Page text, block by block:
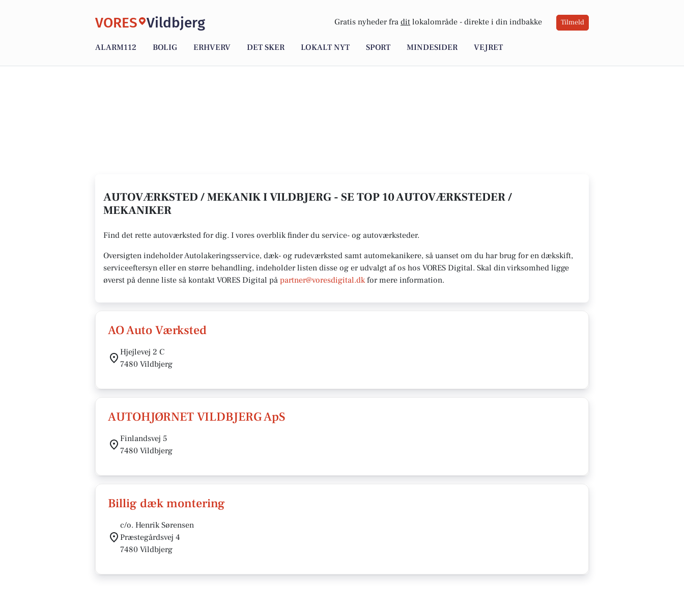
VORES Vildbjerg Gratis nyheder fra dit lokalområde - direkte i din indbakke Tilmeld
ALARM112 BOLIG ERHVERV DET SKER LOKALT NYT SPORT MINDESIDER VEJRET
AUTOVÆRKSTED / MEKANIK I VILDBJERG - SE TOP 10 AUTOVÆRKSTEDER /
MEKANIKER
Find det rette autoværksted for dig. I vores overblik finder du service- og autoværksteder.
Oversigten indeholder Autolakeringsservice, dæk- og rudeværksted samt automekanikere, så uanset om du har brug for en dækskift,
serviceeftersyn eller en større behandling, indeholder listen disse og er udvalgt af os hos VORES Digital. Skal din virksomhed ligge
øverst på denne liste så kontakt VORES Digital på partner@voresdigital.dk for mere information.
AO Auto Værksted
Hjejlevej 2 C
7480 Vildbjerg
AUTOHJØRNET VILDBJERG ApS
Finlandsvej 5
7480 Vildbjerg
Billig dæk montering
c/o. Henrik Sørensen
Præstegårdsvej 4
7480 Vildbjerg